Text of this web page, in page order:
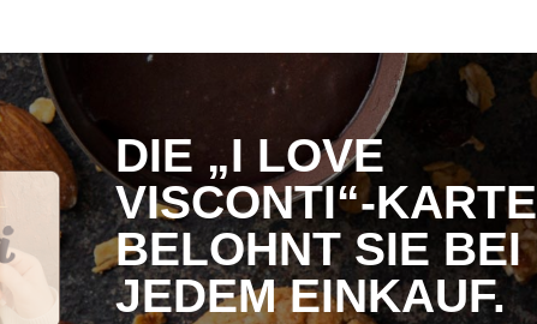
DIE „I LOVE
VISCONTI“-KARTE
BELOHNT SIE BEI ​​
JEDEM EINKAUF.